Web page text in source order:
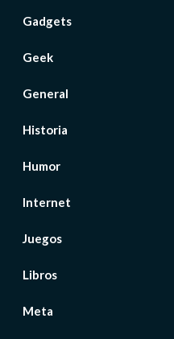
Gadgets
Geek
General
Historia
Humor
Internet
Juegos
Libros
Meta